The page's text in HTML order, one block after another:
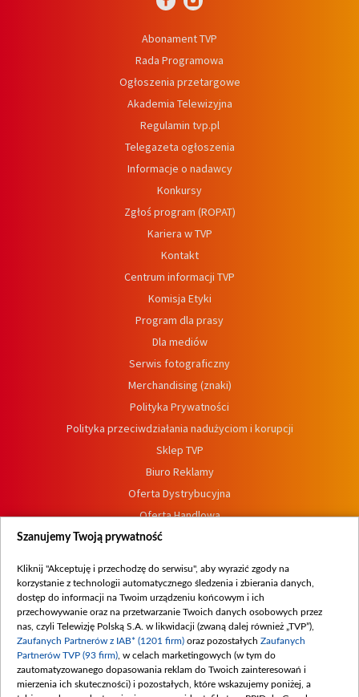
Abonament TVP
Rada Programowa
Ogłoszenia przetargowe
Akademia Telewizyjna
Regulamin tvp.pl
Telegazeta ogłoszenia
Informacje o nadawcy
Konkursy
Zgłoś program (ROPAT)
Kariera w TVP
Kontakt
Centrum informacji TVP
Komisja Etyki
Program dla prasy
Dla mediów
Serwis fotograficzny
Merchandising (znaki)
Polityka Prywatności
Polityka przeciwdziałania nadużyciom i korupcji
Sklep TVP
Biuro Reklamy
Oferta Dystrybucyjna
Oferta Handlowa
Dostępność
Procedura zgłoszeń wewnętrznych
Szanujemy Twoją prywatność
Kliknij "Akceptuję i przechodzę do serwisu", aby wyrazić zgody na
korzystanie z technologii automatycznego śledzenia i zbierania danych,
dostęp do informacji na Twoim urządzeniu końcowym i ich
przechowywanie oraz na przetwarzanie Twoich danych osobowych przez
nas, czyli Telewizję Polską S.A. w likwidacji (zwaną dalej również „TVP”),
Zaufanych Partnerów z IAB* (1201 firm) oraz pozostałych Zaufanych
Partnerów TVP (93 firm) , w celach marketingowych (w tym do
zautomatyzowanego dopasowania reklam do Twoich zainteresowań i
mierzenia ich skuteczności) i pozostałych, które wskazujemy poniżej, a